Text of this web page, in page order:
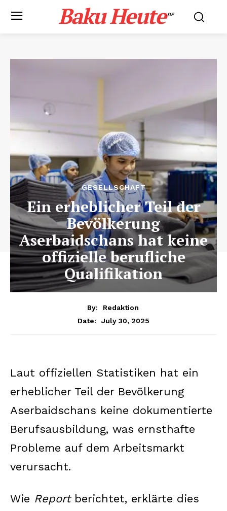
Baku Heute.DE
GESELLSCHAFT
Ein erheblicher Teil der
Bevölkerung
Aserbaidschans hat keine
offizielle berufliche
Qualifikation
By:
Redaktion
Date:
July 30, 2025
Laut offiziellen Statistiken hat ein
erheblicher Teil der Bevölkerung
Aserbaidschans keine dokumentierte
Berufsausbildung, was ernsthafte
Probleme auf dem Arbeitsmarkt
verursacht.
Wie Reportberichtet, erklärte dies